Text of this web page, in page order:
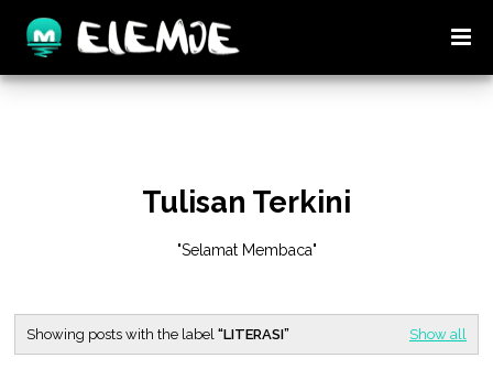
Tulisan Terkini
"Selamat Membaca"
Showing posts with the label LITERASI Show all